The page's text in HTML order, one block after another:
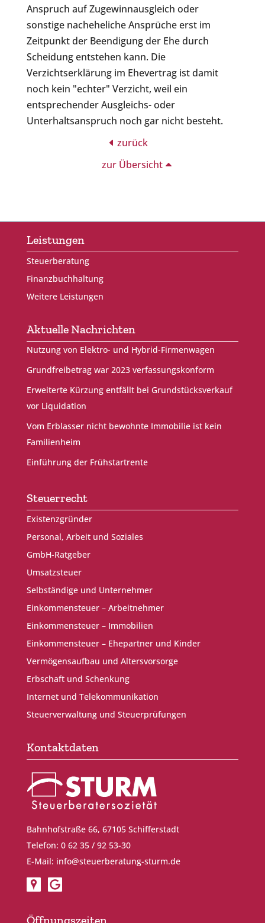
Anspruch auf Zugewinnausgleich oder
sonstige nacheheliche Ansprüche erst im
Zeitpunkt der Beendigung der Ehe durch
Scheidung entstehen kann. Die
Verzichtserklärung im Ehevertrag ist damit
noch kein "echter" Verzicht, weil ein
entsprechender Ausgleichs- oder
Unterhaltsanspruch noch gar nicht besteht.
zurück
zur Übersicht
Leistungen
Steuerberatung
Finanzbuchhaltung
Weitere Leistungen
Aktuelle Nachrichten
Nutzung von Elektro- und Hybrid-Firmenwagen
Grundfreibetrag war 2023 verfassungskonform
Erweiterte Kürzung entfällt bei Grundstücksverkauf
vor Liquidation
Vom Erblasser nicht bewohnte Immobilie ist kein
Familienheim
Einführung der Frühstartrente
Steuerrecht
Existenzgründer
Personal, Arbeit und Soziales
GmbH-Ratgeber
Umsatzsteuer
Selbständige und Unternehmer
Einkommensteuer – Arbeitnehmer
Einkommensteuer – Immobilien
Einkommensteuer – Ehepartner und Kinder
Vermögensaufbau und Altersvorsorge
Erbschaft und Schenkung
Internet und Telekommunikation
Steuerverwaltung und Steuerprüfungen
Kontaktdaten
Bahnhofstraße 66, 67105 Schifferstadt
Telefon: 0 62 35 / 92 53-30
E-Mail: info@steuerberatung-sturm.de
Öffnungszeiten